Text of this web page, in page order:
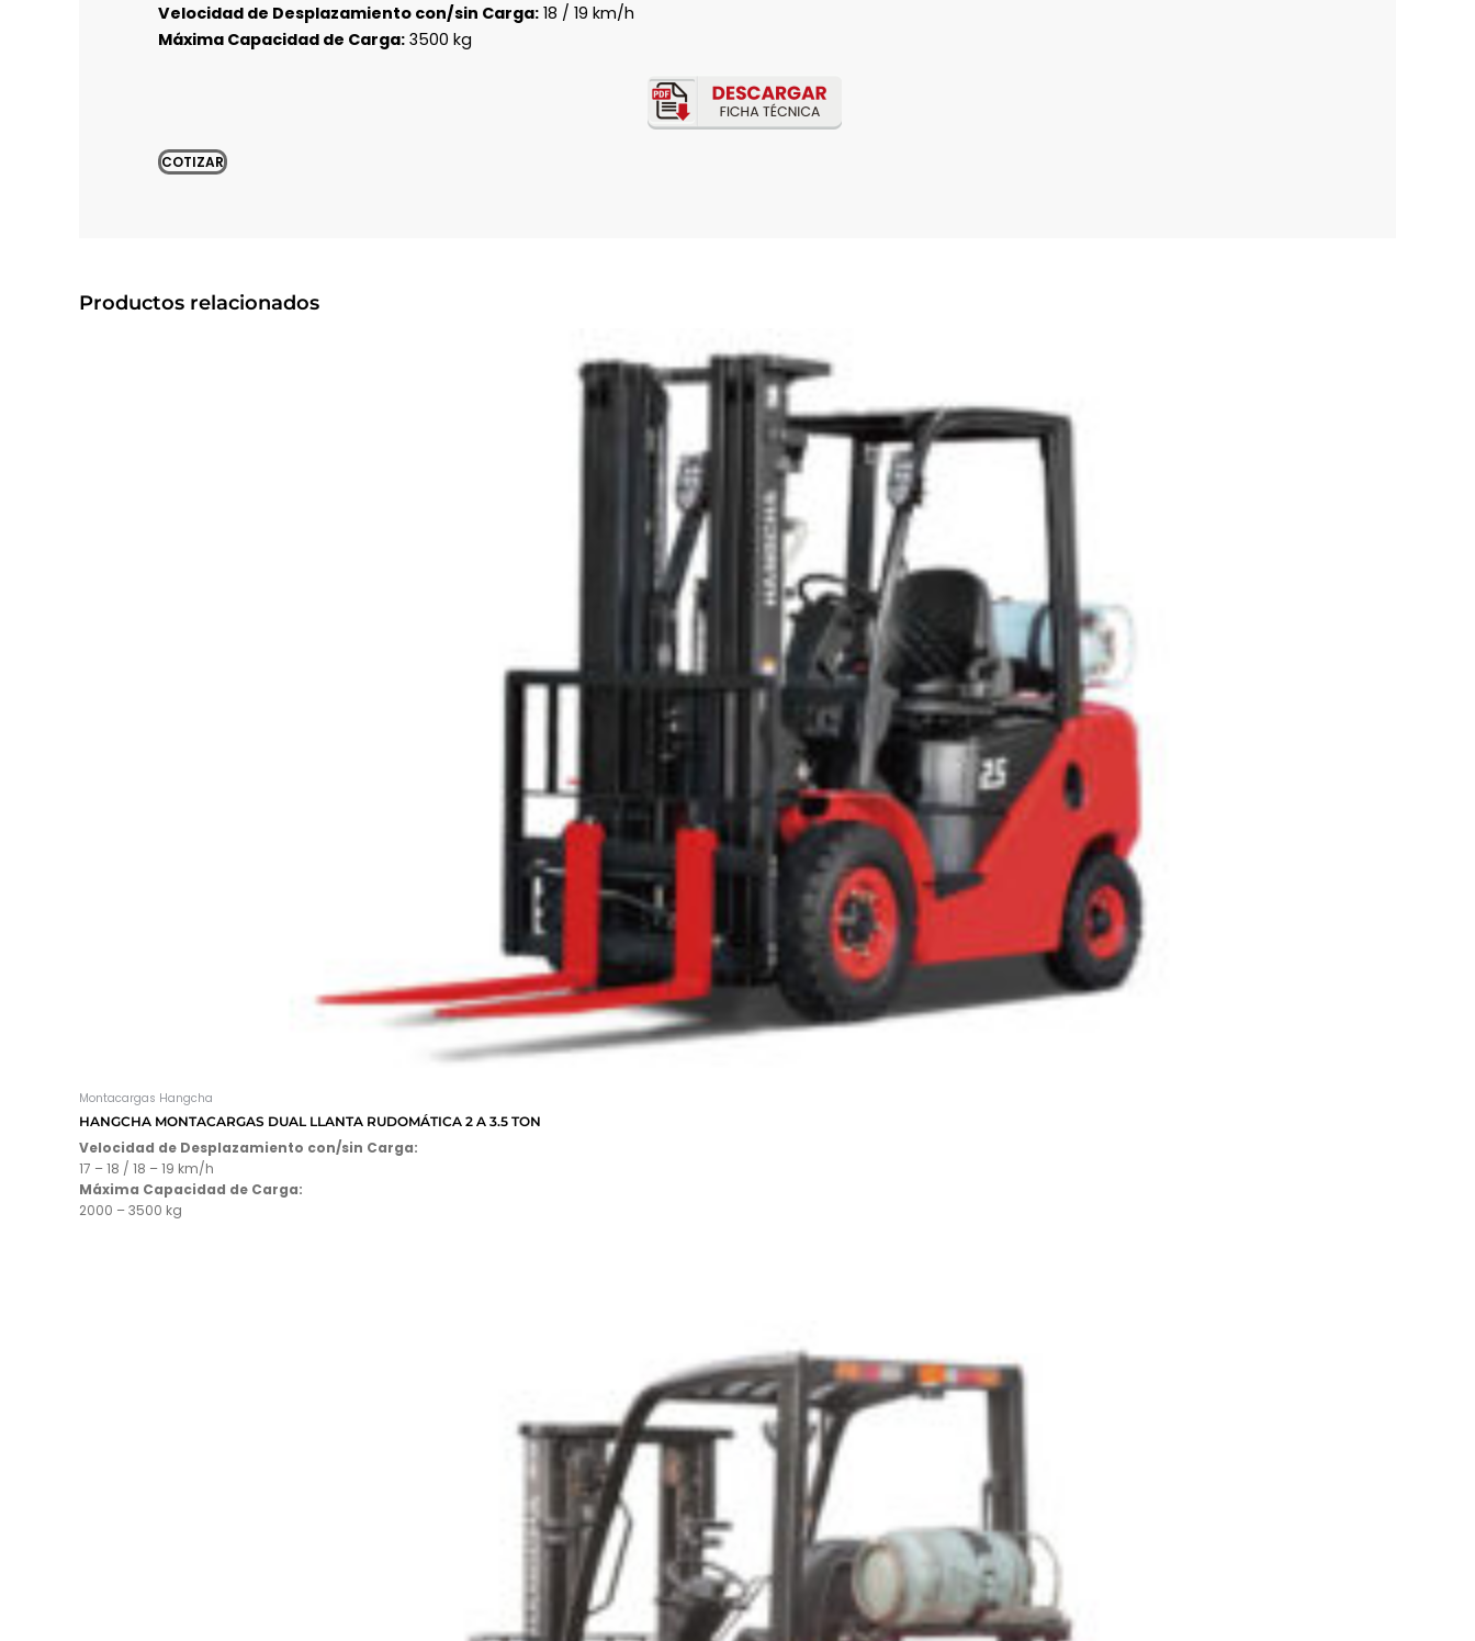
Velocidad de Desplazamiento con/sin Carga: 18 / 19 km/h
Máxima Capacidad de Carga: 3500 kg
COTIZAR
Productos relacionados
Montacargas Hangcha
HANGCHA MONTACARGAS DUAL LLANTA RUDOMÁTICA 2 A 3.5 TON
Velocidad de Desplazamiento con/sin Carga:
17 – 18 / 18 – 19 km/h
Máxima Capacidad de Carga:
2000 – 3500 kg